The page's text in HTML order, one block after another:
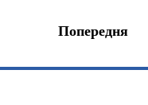
Попередня